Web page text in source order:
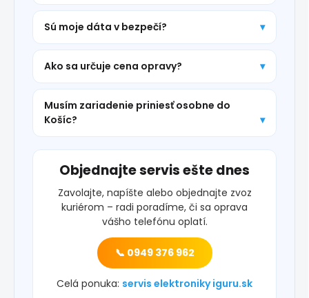
Sú moje dáta v bezpečí?
Ako sa určuje cena opravy?
Musím zariadenie priniesť osobne do
Košíc?
Objednajte servis ešte dnes
Zavolajte, napíšte alebo objednajte zvoz
kuriérom – radi poradíme, či sa oprava
vášho telefónu oplatí.
📞 0949 376 962
Celá ponuka: servis elektroniky iguru.sk